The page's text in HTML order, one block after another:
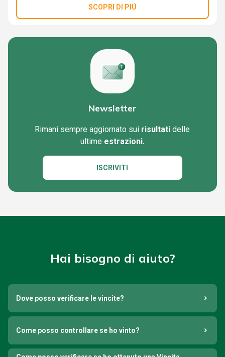
SCOPRI DI PIÚ
Newsletter
Rimani sempre aggiornato sui risultati delle
ultime estrazioni.
ISCRIVITI
Hai bisogno di aiuto?
Dove posso verificare le vincite?
Come posso controllare se ho vinto?